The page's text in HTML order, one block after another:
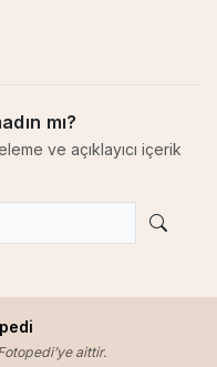
mı?
ve açıklayıcı içerik
aittir.